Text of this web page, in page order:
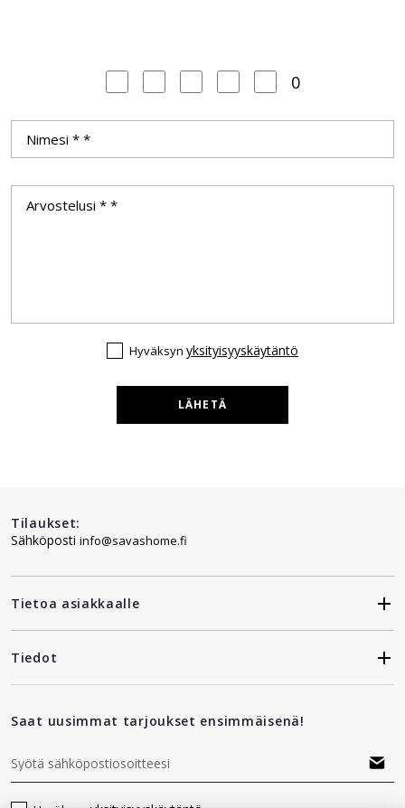
0
Hyväksyn yksityisyyskäytäntö
LÄHETÄ
Tilaukset:
Sähköposti info@savashome.fi
Tietoa asiakkaalle
Tiedot
Saat uusimmat tarjoukset ensimmäisenä!